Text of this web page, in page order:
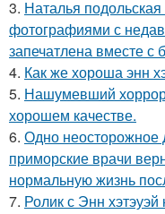
3. Наталья
фотографиями с
запечатлена вместе с
4. Как же хороша энн
5. Нашумевший
хорошем качестве.
6. Одно неосторожное
приморские врачи
нормальную жизнь
7. Ролик с Энн